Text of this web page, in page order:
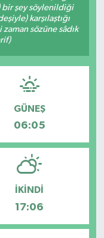
bir şey söylenildiği
karşılaştığı
sözüne sâdık
GÜNEŞ
06:05
İKINDI
17:06